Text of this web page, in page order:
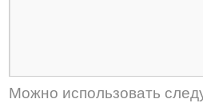
Можно использовать